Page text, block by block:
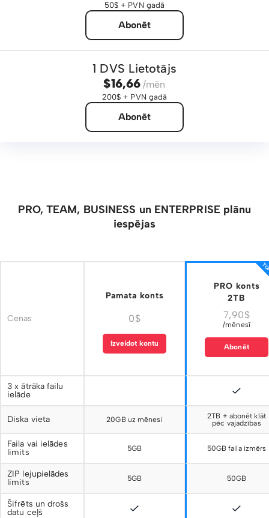
50$ + PVN gadā
Abonēt
1 DVS Lietotājs
$16,66 /mēn
200$ + PVN gadā
Abonēt
PRO, TEAM, BUSINESS un ENTERPRISE plānu
iespējas
Cenas
Pamata konts
0$
Izveidot kontu
PRO konts
2TB
7,90$
/mēnesī
Abonēt
3 x ātrāka failu
ielāde
Diska vieta 20GB uz mēnesi
2TB + abonēt klāt
pēc vajadzības
Faila vai ielādes
limits
5GB 50GB faila izmērs
ZIP lejupielādes
limits
5GB 50GB
Šifrēts un drošs
datu ceļš